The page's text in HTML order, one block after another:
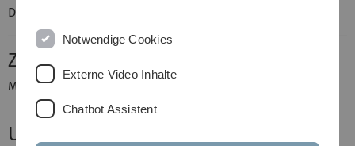
Dr. Sebastian Lück
Zeit und Ort
Montags, 16-18 Uhr, Helmholtzstr. 22, Raum E 19
Umfang
Notwendige Cookies
Externe Video Inhalte
Chatbot Assistent